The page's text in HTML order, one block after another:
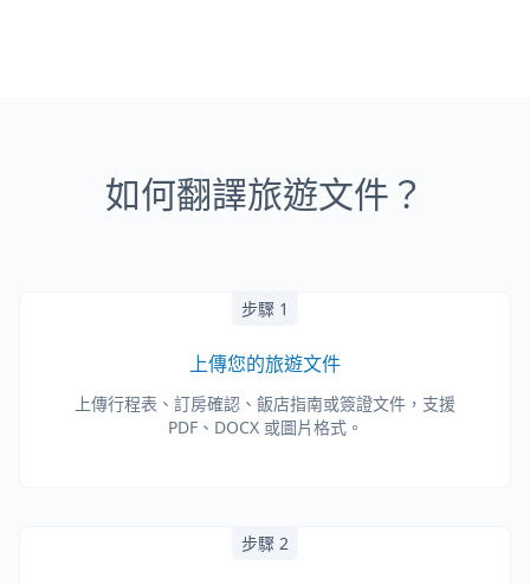
如何翻譯旅遊文件？
步驟 1
上傳您的旅遊文件
上傳行程表、訂房確認、飯店指南或簽證文件，支援
PDF、DOCX 或圖片格式。
步驟 2